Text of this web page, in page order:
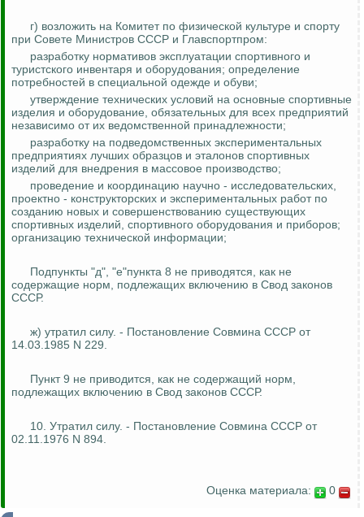
г) возложить на Комитет по физической культуре и спорту
при Совете Министров СССР и Главспортпром:
разработку нормативов эксплуатации спортивного и
туристского инвентаря и оборудования; определение
потребностей в специальной одежде и обуви;
утверждение технических условий на основные спортивные
изделия и оборудование, обязательных для всех предприятий
независимо от их ведомственной принадлежности;
разработку на подведомственных экспериментальных
предприятиях лучших образцов и эталонов спортивных
изделий для внедрения в массовое производство;
проведение и координацию научно - исследовательских,
проектно - конструкторских и экспериментальных работ по
созданию новых и совершенствованию существующих
спортивных изделий, спортивного оборудования и приборов;
организацию технической информации;
Подпункты "д", "е"пункта 8 не приводятся, как не
содержащие норм, подлежащих включению в Свод законов
СССР.
ж) утратил силу. - Постановление Совмина СССР от
14.03.1985 N 229.
Пункт 9 не приводится, как не содержащий норм,
подлежащих включению в Свод законов СССР.
10. Утратил силу. - Постановление Совмина СССР от
02.11.1976 N 894.
Оценка материала: 0